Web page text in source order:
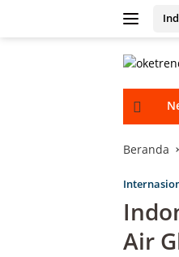
e
Beranda
Air